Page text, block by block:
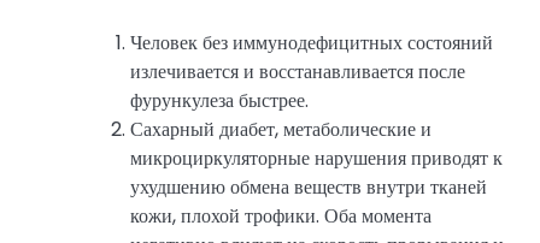
Человек без иммунодефицитных состояний
излечивается и восстанавливается после
фурункулеза быстрее.
Сахарный диабет, метаболические и
микроциркуляторные нарушения приводят к
ухудшению обмена веществ внутри тканей
кожи, плохой трофики. Оба момента